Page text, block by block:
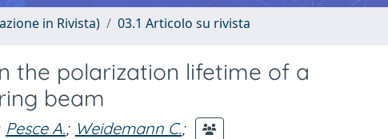
in Rivista) 03.1 Articolo su rivista
the polarization lifetime of a
beam
Pesce A.; Weidemann C.;